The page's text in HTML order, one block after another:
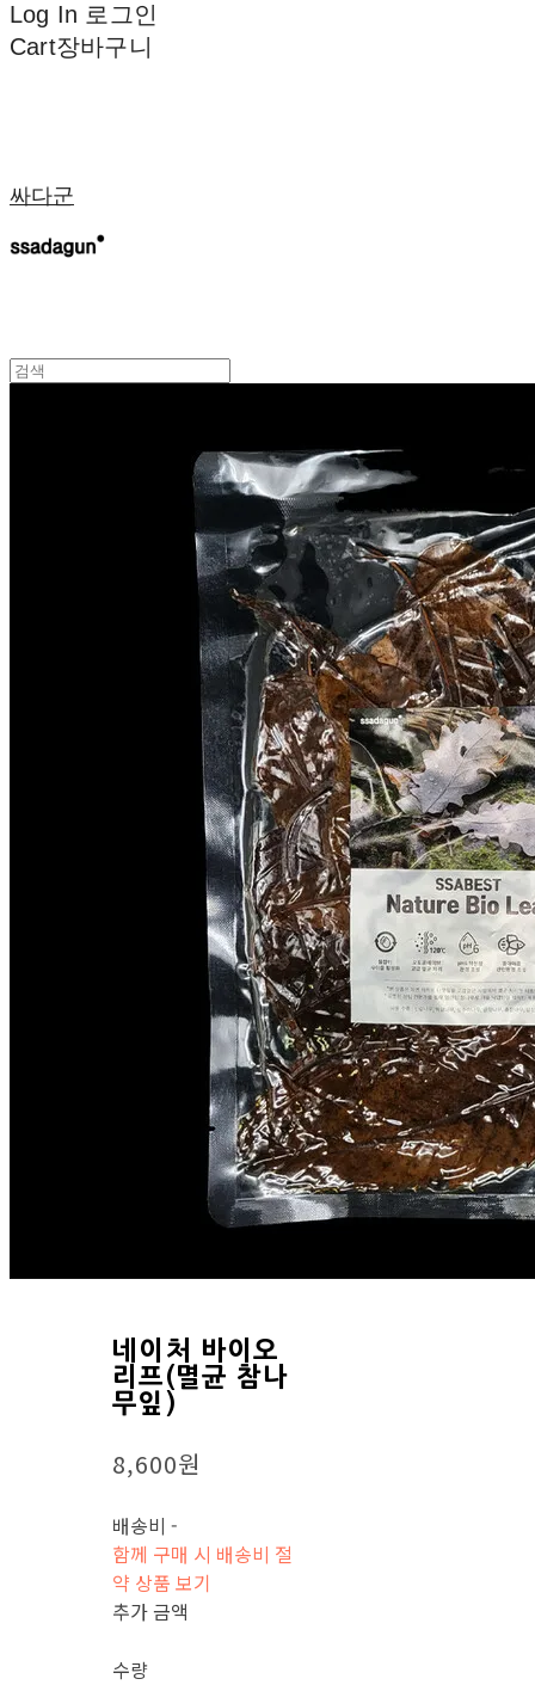
Log In 로그인
Cart장바구니
싸다군
네이처 바이오
리프(멸균 참나
무잎)
8,600원
배송비-
함께 구매 시 배송비 절
약 상품 보기
추가 금액
수량